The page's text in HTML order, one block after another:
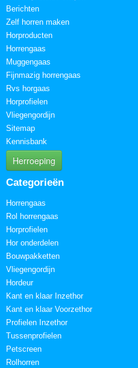
Berichten
Zelf horren maken
Horproducten
Horrengaas
Muggengaas
Fijnmazig horrengaas
Rvs horgaas
Horprofielen
Vliegengordijn
Sitemap
Kennisbank
Herroeping
Categorieën
Horrengaas
Rol horrengaas
Horprofielen
Hor onderdelen
Bouwpakketten
Vliegengordijn
Hordeur
Kant en klaar Inzethor
Kant en klaar Voorzethor
Profielen Inzethor
Tussenprofielen
Petscreen
Rolhorren